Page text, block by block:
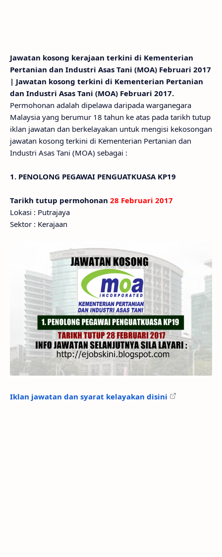
Jawatan kosong kerajaan terkini di Kementerian
Pertanian dan Industri Asas Tani (MOA) Februari 2017
| Jawatan kosong terkini di Kementerian Pertanian
dan Industri Asas Tani (MOA) Februari 2017.
Permohonan adalah dipelawa daripada warganegara
Malaysia yang berumur 18 tahun ke atas pada tarikh tutup
iklan jawatan dan berkelayakan untuk mengisi kekosongan
jawatan kosong terkini di Kementerian Pertanian dan
Industri Asas Tani (MOA) sebagai :
1. PENOLONG PEGAWAI PENGUATKUASA KP19
Tarikh tutup permohonan 28 Februari 2017
Lokasi : Putrajaya
Sektor : Kerajaan
Iklan jawatan dan syarat kelayakan disini